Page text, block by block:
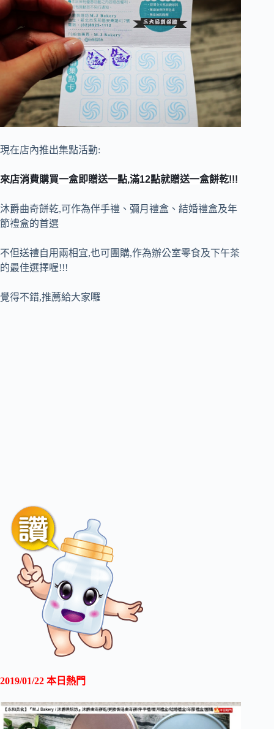
現在店內推出集點活動:
來店消費購買一盒即贈送一點,滿12點就贈送一盒餅乾!!!
沐爵曲奇餅乾,可作為伴手禮、彌月禮盒、結婚禮盒及年
節禮盒的首選
不但送禮自用兩相宜,也可團購,作為辦公室零食及下午茶
的最佳選擇喔!!!
覺得不錯,推薦給大家囉
2019/01/22 本日熱門